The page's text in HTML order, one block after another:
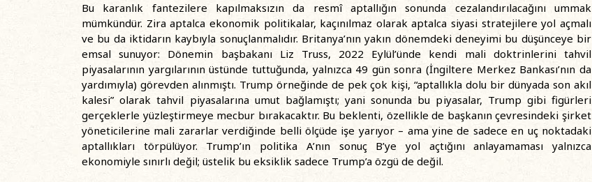
Bu karanlık fantezilere kapılmaksızın da resmî aptallığın sonunda cezalandırılacağını ummak
mümkündür. Zira aptalca ekonomik politikalar, kaçınılmaz olarak aptalca siyasi stratejilere yol açmalı
ve bu da iktidarın kaybıyla sonuçlanmalıdır. Britanya’nın yakın dönemdeki deneyimi bu düşünceye bir
emsal sunuyor: Dönemin başbakanı Liz Truss, 2022 Eylül’ünde kendi mali doktrinlerini tahvil
piyasalarının yargılarının üstünde tuttuğunda, yalnızca 49 gün sonra (İngiltere Merkez Bankası’nın da
yardımıyla) görevden alınmıştı. Trump örneğinde de pek çok kişi, “aptallıkla dolu bir dünyada son akıl
kalesi” olarak tahvil piyasalarına umut bağlamıştı; yani sonunda bu piyasalar, Trump gibi figürleri
gerçeklerle yüzleştirmeye mecbur bırakacaktır. Bu beklenti, özellikle de başkanın çevresindeki şirket
yöneticilerine mali zararlar verdiğinde belli ölçüde işe yarıyor – ama yine de sadece en uç noktadaki
aptallıkları törpülüyor. Trump’ın politika A’nın sonuç B’ye yol açtığını anlayamaması yalnızca
ekonomiyle sınırlı değil; üstelik bu eksiklik sadece Trump’a özgü de değil.